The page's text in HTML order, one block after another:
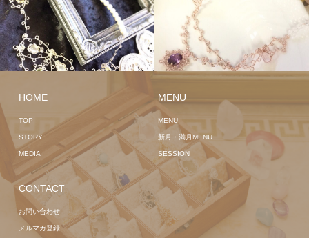
HOME
TOP
STORY
MEDIA
MENU
MENU
新月・満月MENU
SESSION
CONTACT
お問い合わせ
メルマガ登録